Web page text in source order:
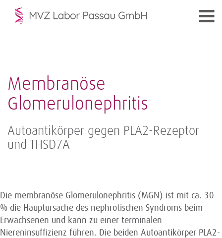
Membranöse
Glomerulonephritis
Autoantikörper gegen PLA2-Rezeptor
und THSD7A
Die membranöse Glomerulonephritis (MGN) ist mit ca. 30
% die Hauptursache des nephrotischen Syndroms beim
Erwachsenen und kann zu einer terminalen
Niereninsuffizienz führen. Die beiden Autoantikörper PLA2-